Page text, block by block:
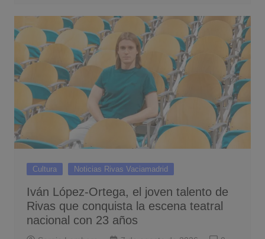
Cultura Noticias Rivas Vaciamadrid
Iván López-Ortega, el joven talento de
Rivas que conquista la escena teatral
nacional con 23 años